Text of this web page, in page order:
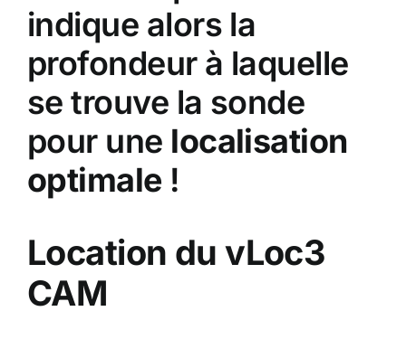
indique alors la
profondeur à laquelle
se trouve la sonde
pour une localisation
optimale !
Location du vLoc3
CAM